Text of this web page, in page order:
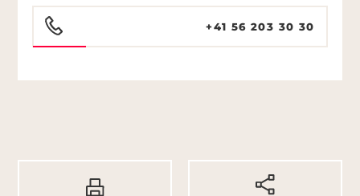
+41 56 203 30 30